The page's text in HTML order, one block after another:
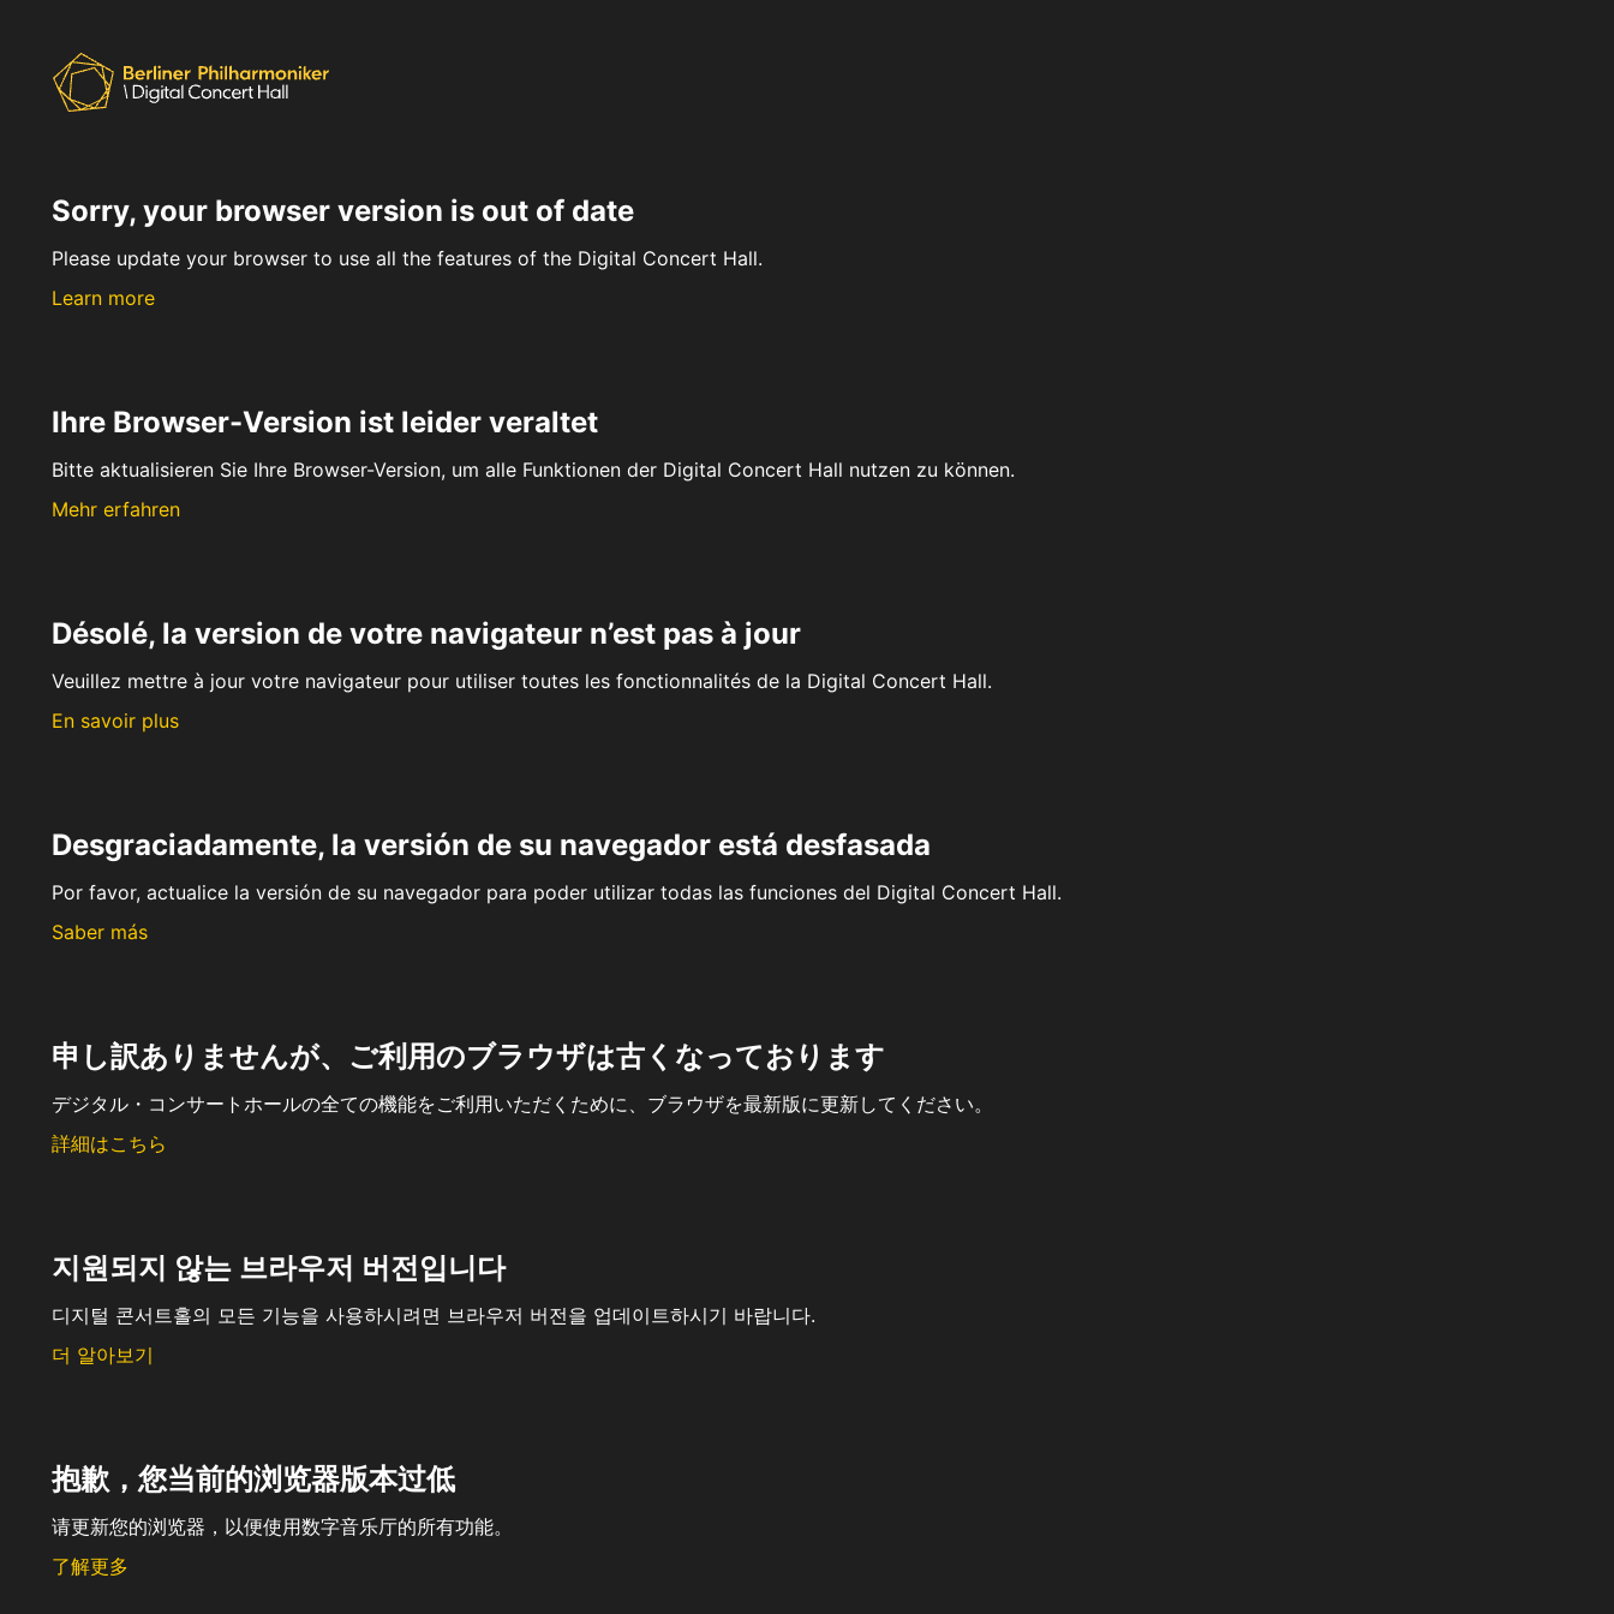
Sorry, your browser version is out of date
Please update your browser to use all the features of the Digital Concert Hall.
Learn more
Ihre Browser-Version ist leider veraltet
Bitte aktualisieren Sie Ihre Browser-Version, um alle Funktionen der Digital Concert Hall nutzen zu können.
Mehr erfahren
Désolé, la version de votre navigateur n’est pas à jour
Veuillez mettre à jour votre navigateur pour utiliser toutes les fonctionnalités de la Digital Concert Hall.
En savoir plus
Desgraciadamente, la versión de su navegador está desfasada
Por favor, actualice la versión de su navegador para poder utilizar todas las funciones del Digital Concert Hall.
Saber más
申し訳ありませんが、ご利用のブラウザは古くなっております
デジタル・コンサートホールの全ての機能をご利用いただくために、ブラウザを最新版に更新してください。
詳細はこちら
지원되지 않는 브라우저 버전입니다
디지털 콘서트홀의 모든 기능을 사용하시려면 브라우저 버전을 업데이트하시기 바랍니다.
더 알아보기
抱歉，您当前的浏览器版本过低
请更新您的浏览器，以便使用数字音乐厅的所有功能。
了解更多